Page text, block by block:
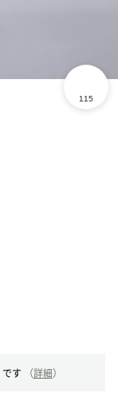
です （詳細）